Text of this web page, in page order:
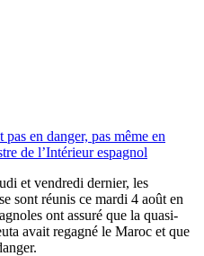
pas en danger, pas même en
de l’Intérieur espagnol
et vendredi dernier, les
sont réunis ce mardi 4 août en
ont assuré que la quasi-
avait regagné le Maroc et que